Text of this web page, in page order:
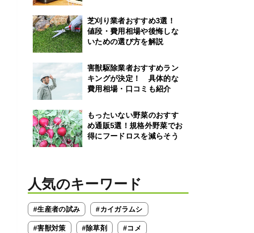
芝刈り業者おすすめ3選！
値段・費用相場や後悔しな
いための選び方を解説
害獣駆除業者おすすめラン
キングが決定！ 具体的な
費用相場・口コミも紹介
もったいない野菜のおすす
め通販5選！規格外野菜でお
得にフードロスを減らそう
人気のキーワード
#生産者の試み #カイガラムシ
#害獣対策 #除草剤 #コメ